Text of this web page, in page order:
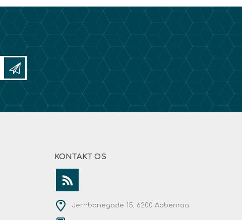
KONTAKT OS
Jernbanegade 15, 6200 Aabenraa